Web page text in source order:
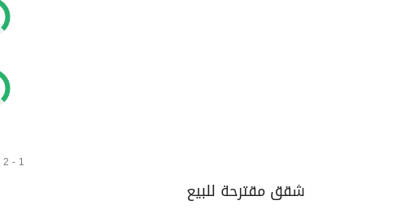
1 - 2 من 2 شقق
شقق مقترحة للبيع